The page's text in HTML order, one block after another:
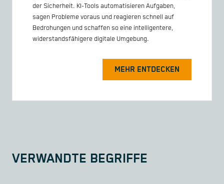
der Sicherheit. KI-Tools automatisieren Aufgaben,
sagen Probleme voraus und reagieren schnell auf
Bedrohungen und schaffen so eine intelligentere,
widerstandsfähigere digitale Umgebung.
MEHR ENTDECKEN
VERWANDTE BEGRIFFE